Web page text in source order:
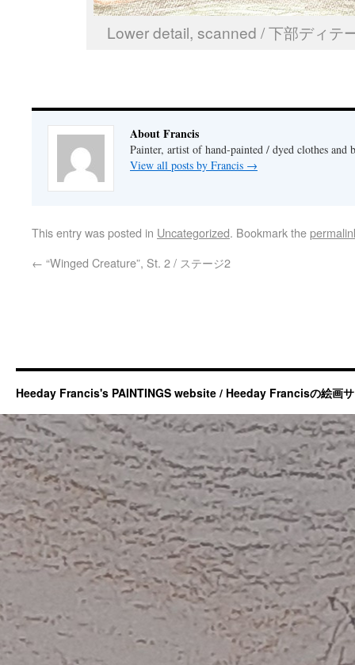
Lower detail, scanned / 下部ディテ
About Francis
Painter, artist of hand-painted / dyed clothes and
View all posts by Francis →
This entry was posted in Uncategorized. Bookmark the
← “Winged Creature”, St. 2 / ステージ2
Heeday Francis's PAINTINGS website / Heeday Francisの絵画